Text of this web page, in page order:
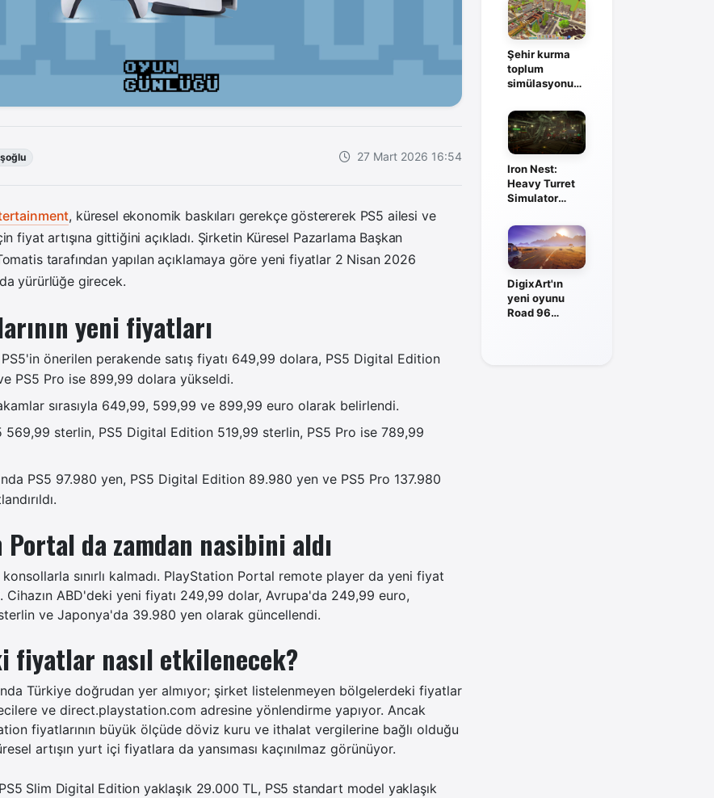
27 Mart 2026 16:54
, küresel ekonomik baskıları gerekçe göstererek PS5 ailesi ve
fiyat artışına gittiğini açıkladı. Şirketin Küresel Pazarlama Başkan
tarafından yapılan açıklamaya göre yeni fiyatlar 2 Nisan 2026
yürürlüğe girecek.
yeni fiyatları
PS5'in önerilen perakende satış fiyatı 649,99 dolara, PS5 Digital Edition
PS5 Pro ise 899,99 dolara yükseldi.
sırasıyla 649,99, 599,99 ve 899,99 euro olarak belirlendi.
569,99 sterlin, PS5 Digital Edition 519,99 sterlin, PS5 Pro ise 789,99
PS5 97.980 yen, PS5 Digital Edition 89.980 yen ve PS5 Pro 137.980
da zamdan nasibini aldı
konsollarla sınırlı kalmadı. PlayStation Portal remote player da yeni fiyat
Cihazın ABD'deki yeni fiyatı 249,99 dolar, Avrupa'da 249,99 euro,
ve Japonya'da 39.980 yen olarak güncellendi.
fiyatlar nasıl etkilenecek?
Türkiye doğrudan yer almıyor; şirket listelenmeyen bölgelerdeki fiyatlar
ve direct.playstation.com adresine yönlendirme yapıyor. Ancak
fiyatlarının büyük ölçüde döviz kuru ve ithalat vergilerine bağlı olduğu
artışın yurt içi fiyatlara da yansıması kaçınılmaz görünüyor.
Slim Digital Edition yaklaşık 29.000 TL, PS5 standart model yaklaşık
Şehir kurma
toplum
simülasyonu
Utopia
duyuruldu
Iron Nest:
Heavy Turret
Simulator
büyük çıkış
yaptı
DigixArt'ın
yeni oyunu
Road 96